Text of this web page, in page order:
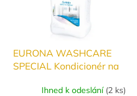
EURONA WASHCARE
SPECIAL Kondicionér na
Ihned k odeslání (2 ks)